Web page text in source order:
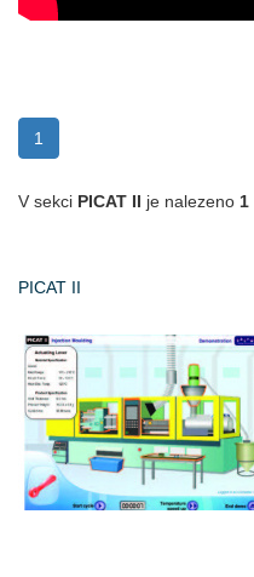
1
V sekci PICAT II je nalezeno 1
PICAT II